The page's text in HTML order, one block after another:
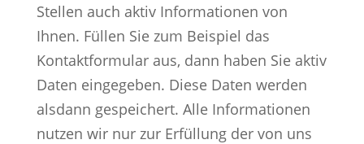
Stellen auch aktiv Informationen von
Ihnen. Füllen Sie zum Beispiel das
Kontaktformular aus, dann haben Sie aktiv
Daten eingegeben. Diese Daten werden
alsdann gespeichert. Alle Informationen
nutzen wir nur zur Erfüllung der von uns